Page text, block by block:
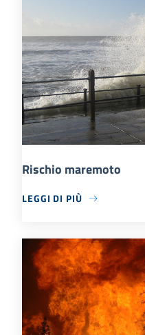
Rischio maremoto
LEGGI DI PIÙ